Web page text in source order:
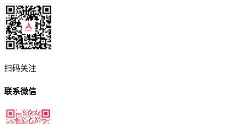
扫码关注
联系微信